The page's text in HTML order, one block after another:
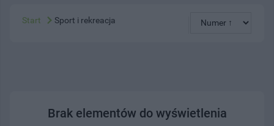
Start Sport i rekreacja
Brak elementów do wyświetlenia